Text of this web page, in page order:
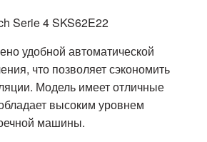
удобной автоматической
что позволяет сэкономить
Модель имеет отличные
высоким уровнем
машины.